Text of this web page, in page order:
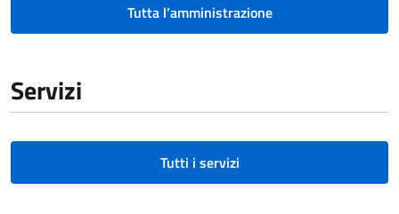
Tutta l’amministrazione
Servizi
Tutti i servizi